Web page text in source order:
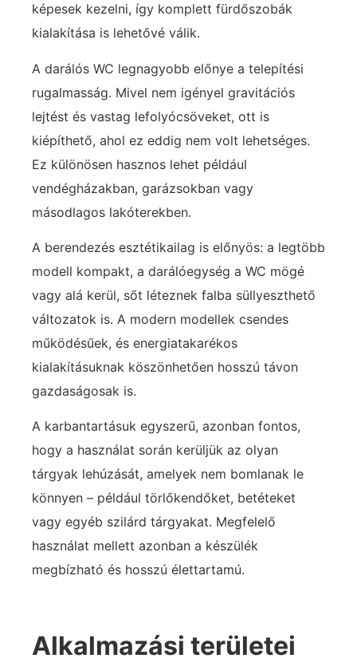
képesek kezelni, így komplett fürdőszobák
kialakítása is lehetővé válik.
A darálós WC legnagyobb előnye a telepítési
rugalmasság. Mivel nem igényel gravitációs
lejtést és vastag lefolyócsöveket, ott is
kiépíthető, ahol ez eddig nem volt lehetséges.
Ez különösen hasznos lehet például
vendégházakban, garázsokban vagy
másodlagos lakóterekben.
A berendezés esztétikailag is előnyös: a legtöbb
modell kompakt, a darálóegység a WC mögé
vagy alá kerül, sőt léteznek falba süllyeszthető
változatok is. A modern modellek csendes
működésűek, és energiatakarékos
kialakításuknak köszönhetően hosszú távon
gazdaságosak is.
A karbantartásuk egyszerű, azonban fontos,
hogy a használat során kerüljük az olyan
tárgyak lehúzását, amelyek nem bomlanak le
könnyen – például törlőkendőket, betéteket
vagy egyéb szilárd tárgyakat. Megfelelő
használat mellett azonban a készülék
megbízható és hosszú élettartamú.
Alkalmazási területei